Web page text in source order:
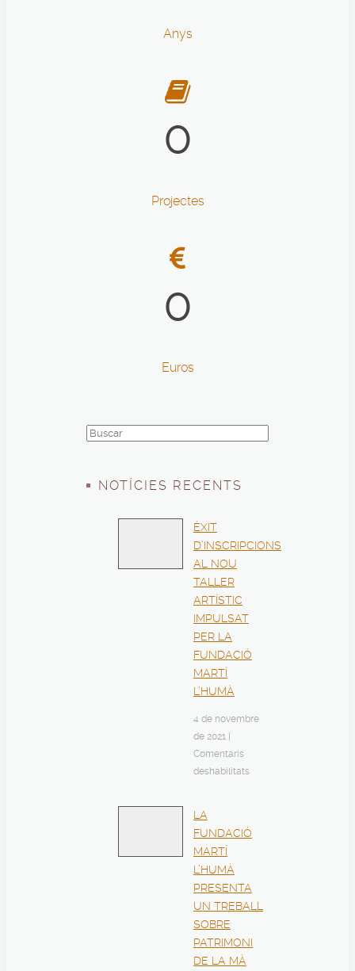
Anys
0
Projectes
0
Euros
NOTÍCIES RECENTS
ÈXIT
D’INSCRIPCIONS
AL NOU
TALLER
ARTÍSTIC
IMPULSAT
PER LA
FUNDACIÓ
MARTÍ
L’HUMÀ
4 de novembre
de 2021
Comentaris
deshabilitats
LA
FUNDACIÓ
MARTÍ
L’HUMÀ
PRESENTA
UN TREBALL
SOBRE
PATRIMONI
DE LA MÀ